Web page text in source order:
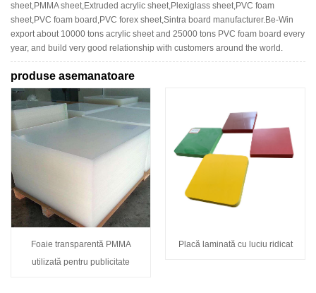
sheet,PMMA sheet,Extruded acrylic sheet,Plexiglass sheet,PVC foam
sheet,PVC foam board,PVC forex sheet,Sintra board manufacturer.Be-Win
export about 10000 tons acrylic sheet and 25000 tons PVC foam board every
year, and build very good relationship with customers around the world.
produse asemanatoare
Foaie transparentă PMMA
utilizată pentru publicitate
Placă laminată cu luciu ridicat